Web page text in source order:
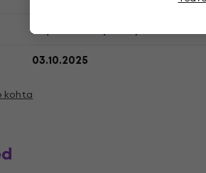
Bop
03.10.2025
kohta